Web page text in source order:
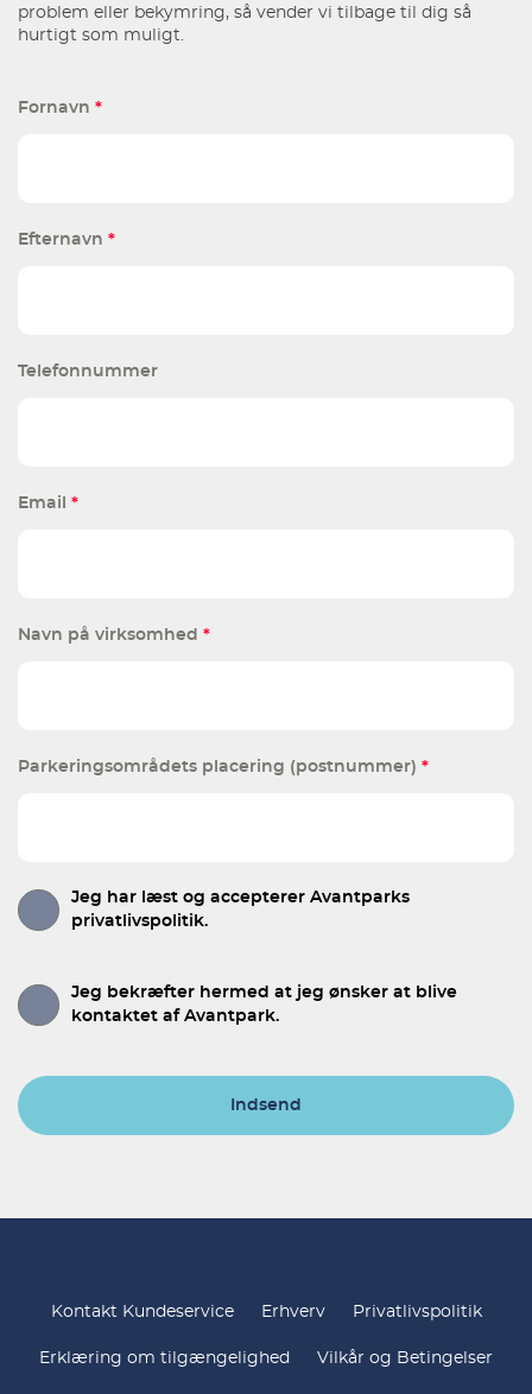
problem eller bekymring, så vender vi tilbage til dig så
hurtigt som muligt.
Fornavn *
Efternavn *
Telefonnummer
Email *
Navn på virksomhed *
Parkeringsområdets placering (postnummer) *
Jeg har læst og accepterer Avantparks
privatlivspolitik.
Jeg bekræfter hermed at jeg ønsker at blive
kontaktet af Avantpark.
Indsend
Kontakt Kundeservice Erhverv Privatlivspolitik
Erklæring om tilgængelighed Vilkår og Betingelser